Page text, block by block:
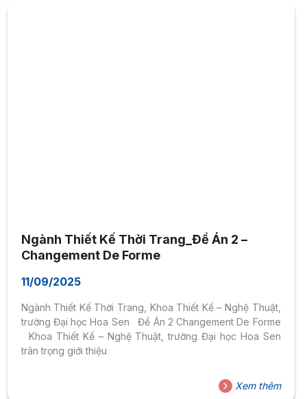
Ngành Thiết Kế Thời Trang_Đề Án 2 –
Changement De Forme
11/09/2025
Ngành Thiết Kế Thời Trang, Khoa Thiết Kế – Nghệ Thuật,
trường Đại học Hoa Sen Đề Án 2 Changement De Forme
Khoa Thiết Kế – Nghệ Thuật, trường Đại học Hoa Sen
trân trọng giới thiệu
Xem thêm